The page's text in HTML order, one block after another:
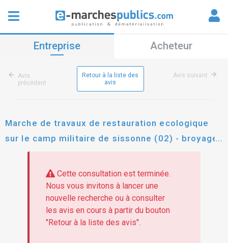
Entreprise Acheteur
Avis
précédent
Retour à la liste des
avis
Avis suivant
Marche de travaux de restauration ecologique
sur le camp militaire de sissonne (02) - broyage
forestier sans exportation
Cette consultation est terminée.
Nous vous invitons à lancer une
nouvelle recherche ou à consulter
les avis en cours à partir du bouton
"Retour à la liste des avis".